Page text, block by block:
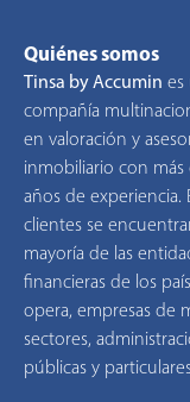
Quiénes somos
Tinsa by Accumin es
compañía
en valoración y
inmobiliario con más
años de experiencia.
clientes se
mayoría de las
financieras de los
opera, empresas de
sectores,
públicas y